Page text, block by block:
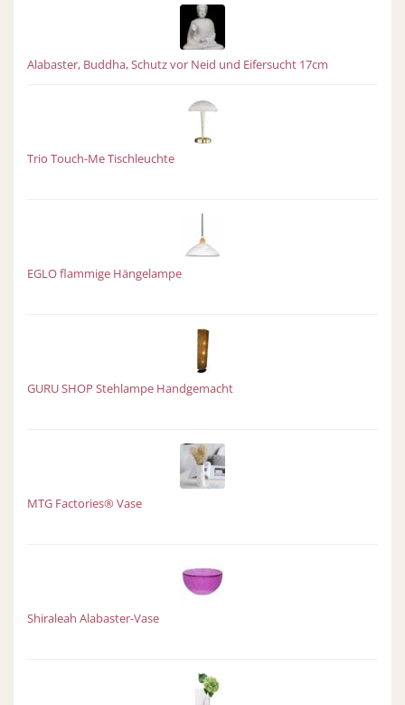
Alabaster, Buddha, Schutz vor Neid und Eifersucht 17cm
Trio Touch-Me Tischleuchte
EGLO flammige Hängelampe
GURU SHOP Stehlampe Handgemacht
MTG Factories® Vase
Shiraleah Alabaster-Vase